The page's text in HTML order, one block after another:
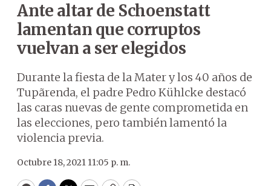
Ante altar de Schoenstatt
lamentan que corruptos
vuelvan a ser elegidos
Durante la fiesta de la Mater y los 40 años de
Tupãrenda, el padre Pedro Kühlcke destacó
las caras nuevas de gente comprometida en
las elecciones, pero también lamentó la
violencia previa.
Octubre 18, 2021 11:05 p. m.